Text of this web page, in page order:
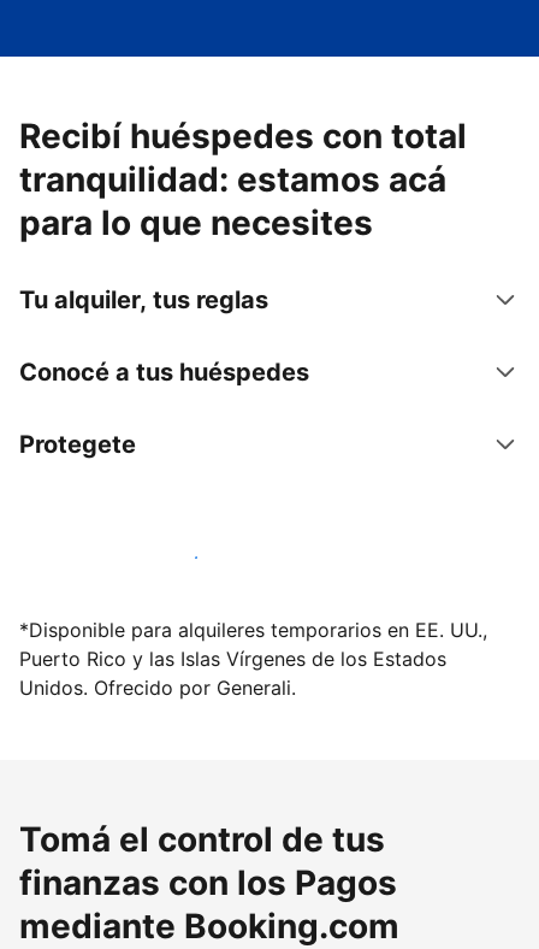
Recibí huéspedes con total
tranquilidad: estamos acá
para lo que necesites
Tu alquiler, tus reglas
Conocé a tus huéspedes
Protegete
Publicá en nuestra plataforma hoy
*Disponible para alquileres temporarios en EE. UU.,
Puerto Rico y las Islas Vírgenes de los Estados
Unidos. Ofrecido por Generali.
Tomá el control de tus
finanzas con los Pagos
mediante Booking.com